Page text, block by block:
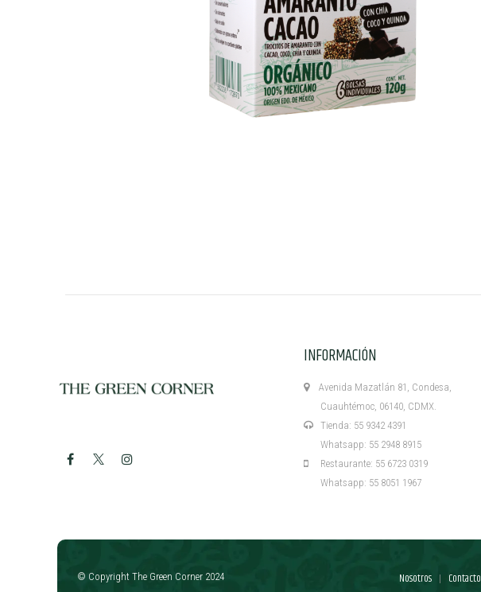
INFORMACIÓN
Avenida Mazatlán 81, Condesa,
Cuauhtémoc, 06140, CDMX.
Tienda: 55 9342 4391
Whatsapp: 55 2948 8915
Restaurante: 55 6723 0319
Whatsapp: 55 8051 1967
Nosotros | Contacto
© Copyright The Green Corner 2024